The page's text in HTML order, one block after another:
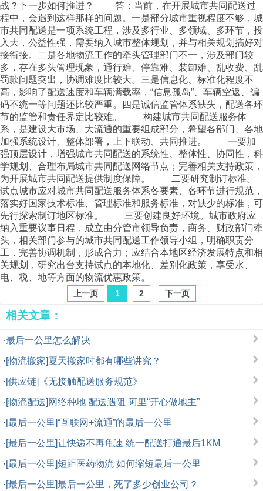
战？下一步如何推进？ 答：当前，在开展城市共同配送过
程中，会遇到这样那样的问题。一是部分城市重视程度不够，城
市共同配送是一项系统工程，涉及多行业、多领域、多环节，投
入大，公益性强，需要纳入城市整体规划，并与相关规划搞好对
接衔接。二是各地物流工作的牵头管理部门不一，涉及部门较
多，存在多头管理现象，通行难、停靠难、装卸难、乱收费、乱
罚款问题突出，协调难度比较大。三是信息化、标准化程度不
高，影响了配送速度和车辆满载率，“信息孤岛”、车辆空返、编
码不统一等问题还比较严重。四是诚信监管体系缺失，配送各环
节的监管和责任界定比较难。 构建城市共同配送服务体
系，是建设大市场、大流通的重要组成部分，希望各部门、各地
加强系统设计、整体部署，上下联动、共同推进。 一要加
强顶层设计，增强城市共同配送的系统性、整体性、协同性，科
学规划、合理布局城市共同配送网络节点；完善相关支持政策，
为开展城市共同配送提供制度保障。 二要研究制订标准。
试点城市应对城市共同配送服务体系各要素、各环节进行规范，
落实好国家技术标准、管理标准和服务标准，对缺少的标准，可
先行探索制订地区标准。 三要创建良好环境。城市政府应
纳入重要议事日程，成立由分管市领导负责，商务、财政部门牵
头，相关部门参与的城市共同配送工作领导小组，明确职责分
工，完善协调机制，形成合力；应结合本地区经济发展特点和相
关规划，研究出台支持试点的本地化、差别化政策，享受水、
电、税、地等方面的物流优惠政策。
上一页 1 2 下一页
相关文章：
·最后一公里怎么解决
·[物流搬家]夏天搬家时都有哪些讲究？
·[供应链]《无接触配送服务规范》
·[物流配送]网络种地 配送遇阻 阿里“开心做地主”
·[最后一公里]“互联网+流通”的最后一公里
·[最后一公里]让快递不再龟速 统一配送打通最后1KM
·[最后一公里]短距医药物流 如何缩短最后一公里
·[最后一公里]最后一公里，死了多少创业公司？